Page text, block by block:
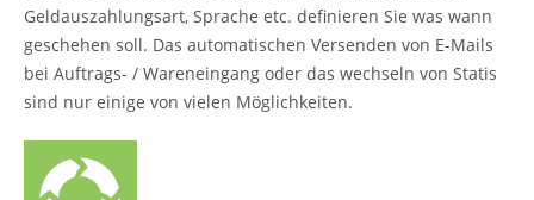
Geldauszahlungsart, Sprache etc. definieren Sie was wann
geschehen soll. Das automatischen Versenden von E-Mails
bei Auftrags- / Wareneingang oder das wechseln von Statis
sind nur einige von vielen Möglichkeiten.